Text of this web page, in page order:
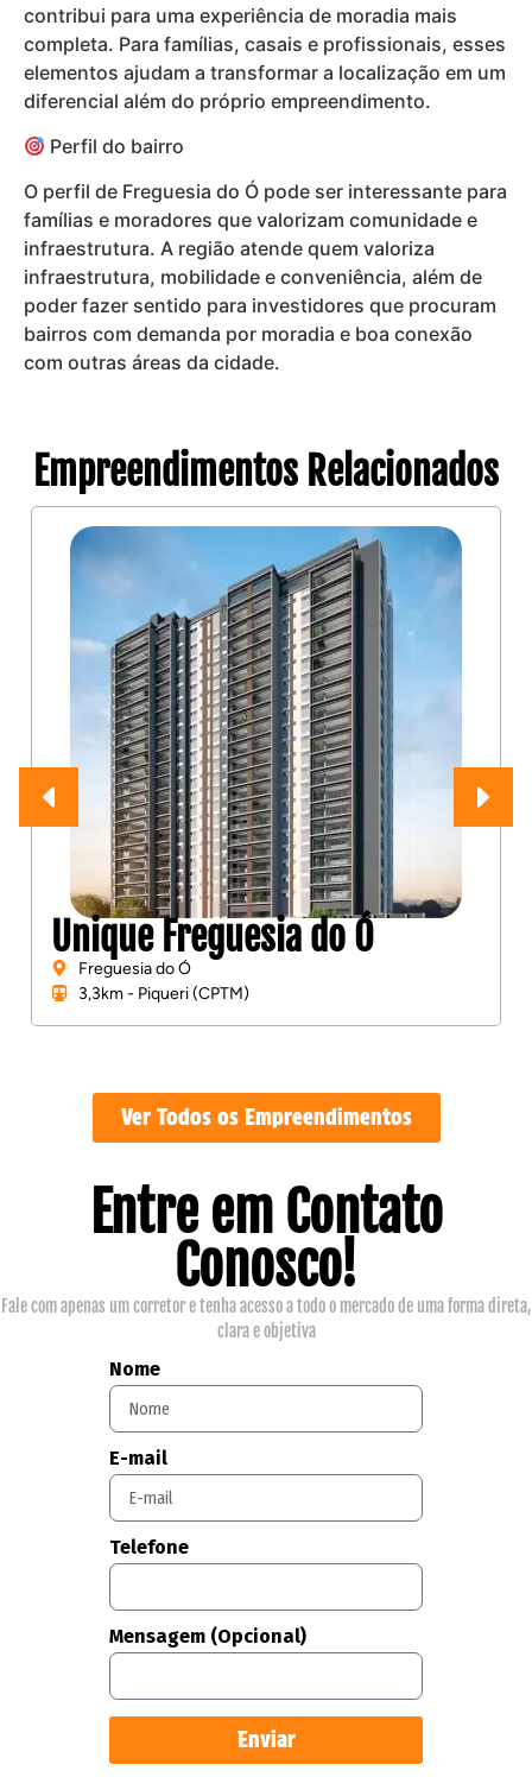
contribui para uma experiência de moradia mais
completa. Para famílias, casais e profissionais, esses
elementos ajudam a transformar a localização em um
diferencial além do próprio empreendimento.
Perfil do bairro
O perfil de Freguesia do Ó pode ser interessante para
famílias e moradores que valorizam comunidade e
infraestrutura. A região atende quem valoriza
infraestrutura, mobilidade e conveniência, além de
poder fazer sentido para investidores que procuram
bairros com demanda por moradia e boa conexão
com outras áreas da cidade.
Empreendimentos Relacionados
Unique Freguesia do Ó
Freguesia do Ó
3,3km - Piqueri (CPTM)
Ver Todos os Empreendimentos
Entre em Contato
Conosco!
Fale com apenas um corretor e tenha acesso a todo o mercado de uma forma direta,
clara e objetiva
Nome
E-mail
Telefone
Mensagem (Opcional)
Enviar